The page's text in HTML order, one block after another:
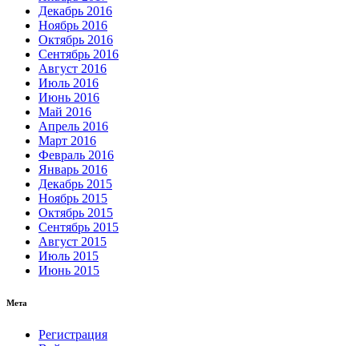
Декабрь 2016
Ноябрь 2016
Октябрь 2016
Сентябрь 2016
Август 2016
Июль 2016
Июнь 2016
Май 2016
Апрель 2016
Март 2016
Февраль 2016
Январь 2016
Декабрь 2015
Ноябрь 2015
Октябрь 2015
Сентябрь 2015
Август 2015
Июль 2015
Июнь 2015
Мета
Регистрация